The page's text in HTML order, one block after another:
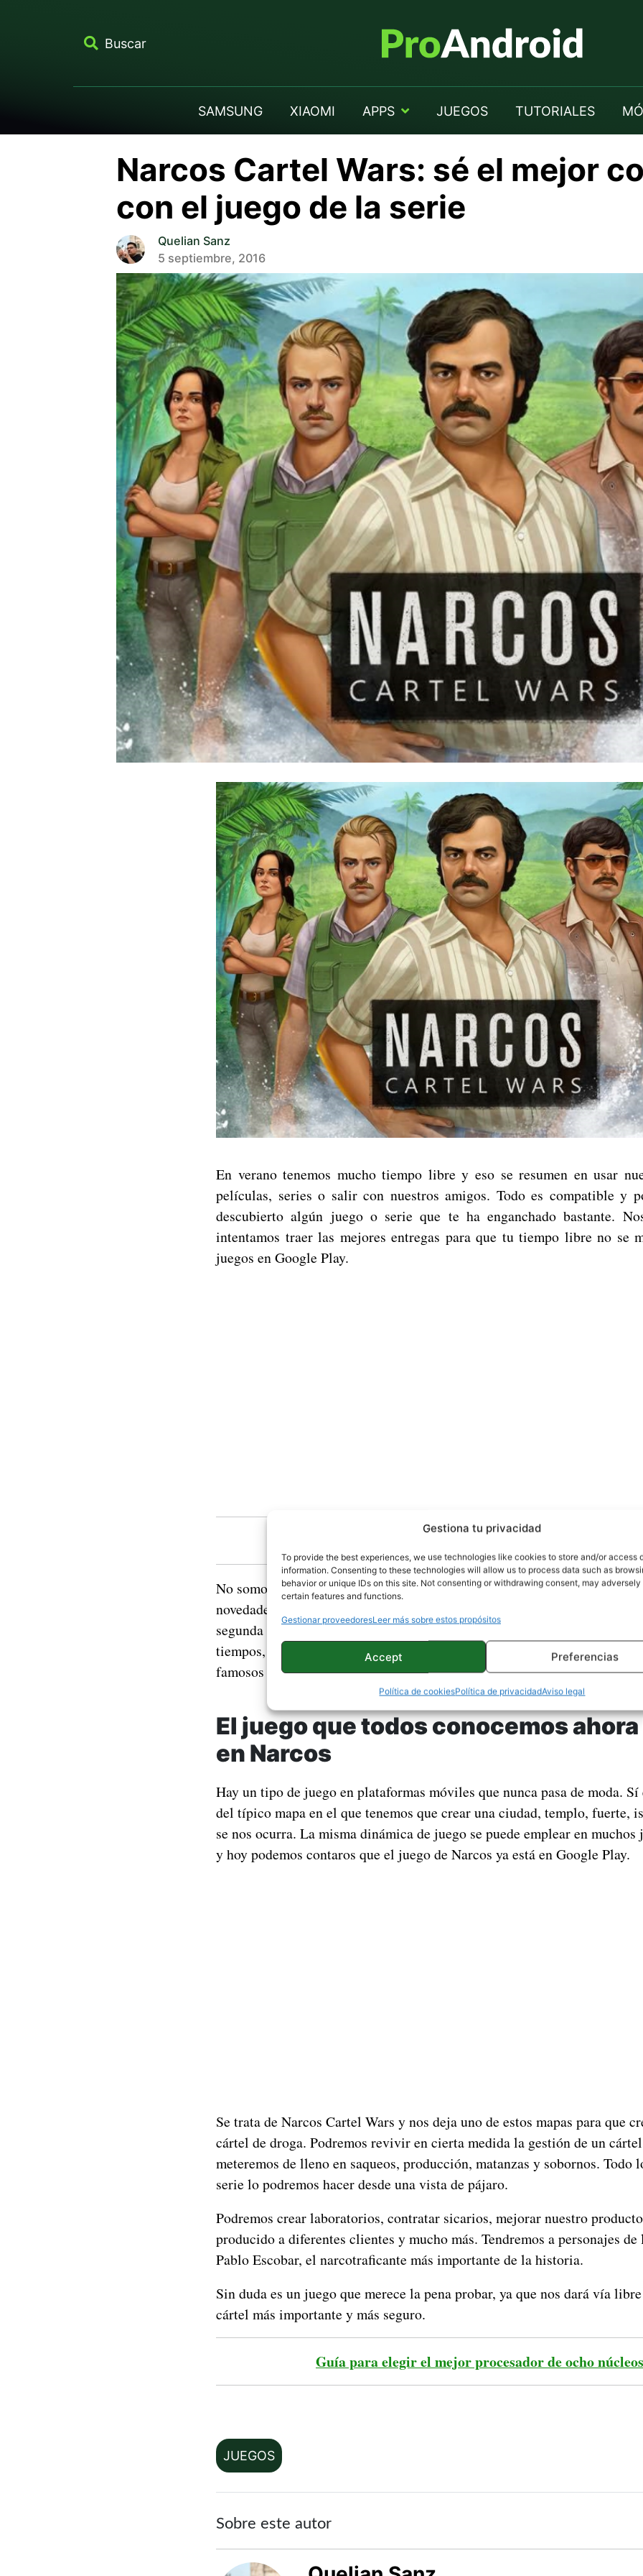
Gestiona tu privacidad
To provide the best experiences, we use technologies like cookies to store and/or access
information. Consenting to these technologies will allow us to process data such as
behavior or unique IDs on this site. Not consenting or withdrawing consent, may
certain features and functions.
Gestionar proveedoresLeer más sobre estos propósitos
Accept Preferencias
Política de cookiesPolítica de privacidadAviso legal
Buscar
SAMSUNG XIAOMI APPS JUEGOS TUTORIALES
Narcos Cartel Wars: sé el mejor
con el juego de la serie
Quelian Sanz
5 septiembre, 2016
En verano tenemos mucho tiempo libre y eso se resumen en usar
películas, series o salir con nuestros amigos. Todo es compatible y
descubierto algún juego o serie que te ha enganchado bastante.
intentamos traer las mejores entregas para que tu tiempo libre no se
juegos en Google Play.
Se filtran detalles de los nuevos Pixel de Google
No somos una página de series, por lo que no estamos muy puestos en las
novedades. Pero sí sabemos que el fenómeno Narcos está en auge y que
segunda temporada ha sido toda una locura. Es una de las series más
tiempos, y recoge una historia real del que posiblemente sea el
famosos de todos los tiempos.¿Por qué te hablamos de Narcos?Sigue
El juego que todos conocemos
en Narcos
Hay un tipo de juego en plataformas móviles que nunca pasa de moda. Sí
del típico mapa en el que tenemos que crear una ciudad, templo, fuerte,
se nos ocurra. La misma dinámica de juego se puede emplear en muchos
y hoy podemos contaros que el juego de Narcos ya está en Google Play.
Se trata de Narcos Cartel Wars y nos deja uno de estos mapas para que
cártel de droga. Podremos revivir en cierta medida la gestión de un
meteremos de lleno en saqueos, producción, matanzas y sobornos. Todo
serie lo podremos hacer desde una vista de pájaro.
Podremos crear laboratorios, contratar sicarios, mejorar nuestro
producido a diferentes clientes y mucho más. Tendremos a personajes
Pablo Escobar, el narcotraficante más importante de la historia.
Sin duda es un juego que merece la pena probar, ya que nos dará vía
cártel más importante y más seguro.
Guía para elegir el mejor procesador de ocho núcleos
JUEGOS
Sobre este autor